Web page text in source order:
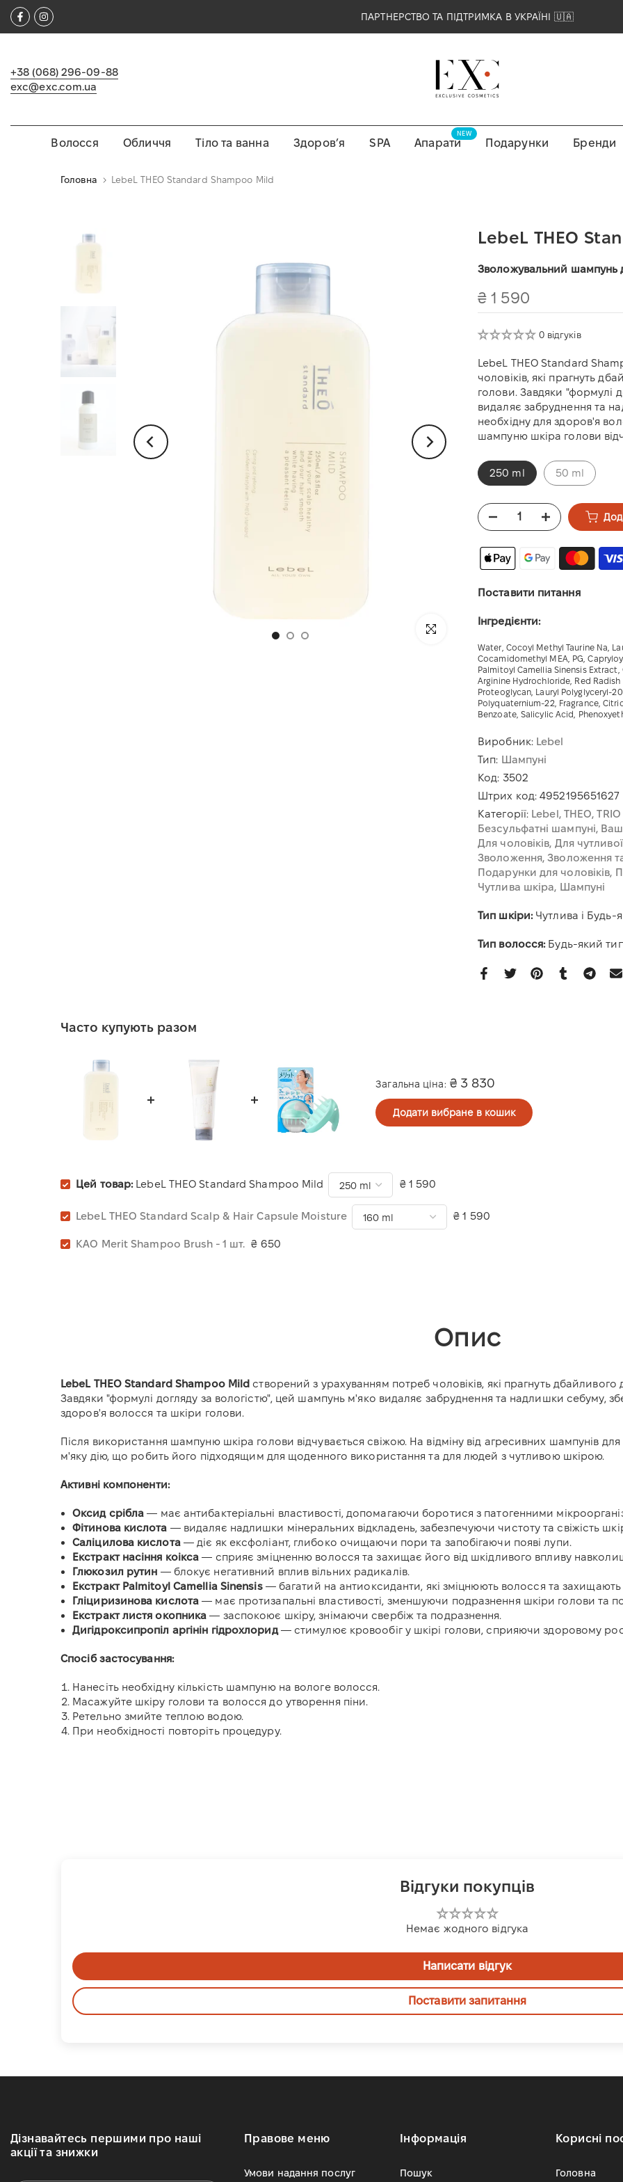
Перейти
до
ПАРТНЕРСТВО ТА ПІДТРИМКА В УКРАЇНІ 🇺🇦
+38 (068) 296-09-88
exc@exc.com.ua
Волосся Обличчя Тіло та ванна Здоровʼя SPA Апарати
NEW
Подарунки Бренди
Головна LebeL THEO Standard Shampoo Mild
Натисніть, щоб збільшити
LebeL THEO
Зволожувальний шампунь
₴ 1 590
0 відгуків
LebeL THEO Standard
чоловіків, які прагнуть
голови. Завдяки "формулі
видаляє забруднення та
необхідну для здоров'я
шампуню шкіра голови
250 ml 50 ml
Поставити питання
Інгредієнти:
Water, Cocoyl Methyl Taurine Na,
Cocamidomethyl MEA, PG,
Palmitoyl Camellia Sinensis
Arginine Hydrochloride, Red
Proteoglycan, Lauryl Polyglyceryl-
Polyquaternium-22, Fragrance,
Benzoate, Salicylic Acid,
Виробник: Lebel
Тип: Шампуні
Код: 3502
Штрих код:4952195651627
Категорії: Lebel THEO
Безсульфатні шампуні Ваш
Для чоловіків Для чутливої
Зволоження Зволоження
Подарунки для чоловіків
Чутлива шкіра Шампуні
Тип шкіри: Чутлива і Будь-
Тип волосся: Будь-який
Часто купують разом
Загальна ціна: ₴ 3 830
Додати вибране в кошик
Цей товар:LebeL THEO Standard Shampoo Mild ₴ 1 590
LebeL THEO Standard Scalp & Hair Capsule Moisture ₴ 1 590
KAO Merit Shampoo Brush - 1 шт. ₴ 650
Опис
LebeL THEO Standard Shampoo Mild створений з урахуванням потреб чоловіків, які прагнуть
Завдяки "формулі догляду за вологістю", цей шампунь м'яко видаляє забруднення та надлишки себуму,
здоров'я волосся та шкіри голови.
Після використання шампуню шкіра голови відчувається свіжою. На відміну від агресивних шампунів
м'яку дію, що робить його підходящим для щоденного використання та для людей з чутливою шкірою.
Активні компоненти:
Оксид срібла — має антибактеріальні властивості, допомагаючи боротися з патогенними
Фітинова кислота — видаляє надлишки мінеральних відкладень, забезпечуючи чистоту та свіжість
Саліцилова кислота — діє як ексфоліант, глибоко очищаючи пори та запобігаючи появі лупи.
Екстракт насіння коікса — сприяє зміцненню волосся та захищає його від шкідливого впливу
Глюкозил рутин — блокує негативний вплив вільних радикалів.
Екстракт Palmitoyl Camellia Sinensis — багатий на антиоксиданти, які зміцнюють волосся та
Гліциризинова кислота — має протизапальні властивості, зменшуючи подразнення шкіри голови та
Екстракт листя окопника — заспокоює шкіру, знімаючи свербіж та подразнення.
Дигідроксипропіл аргінін гідрохлорид — стимулює кровообіг у шкірі голови, сприяючи здоровому
Спосіб застосування:
Нанесіть необхідну кількість шампуню на вологе волосся.
Масажуйте шкіру голови та волосся до утворення піни.
Ретельно змийте теплою водою.
При необхідності повторіть процедуру.
Відгуки покупців
Немає жодного відгука
Написати відгук
Поставити запитання
Дізнавайтесь першими про наші
акції та знижки
Правове меню
Умови надання послуг
Інформація
Пошук
Корисні
Головна